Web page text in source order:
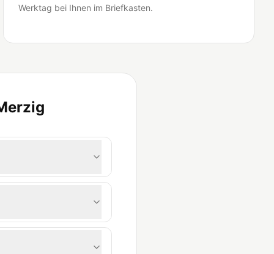
Werktag bei Ihnen im Briefkasten.